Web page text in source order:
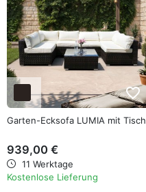
favorite_border
Garten-Ecksofa LUMIA mit Tisch
939,00 €
11 Werktage
Kostenlose Lieferung